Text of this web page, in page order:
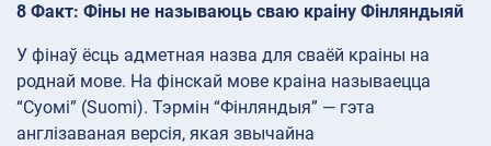
8 Факт: Фіны не называюць сваю краіну Фінляндыяй
У фінаў ёсць адметная назва для сваёй краіны на
роднай мове. На фінскай мове краіна называецца
“Суомі” (Suomi). Тэрмін “Фінляндыя” — гэта
англізаваная версія, якая звычайна